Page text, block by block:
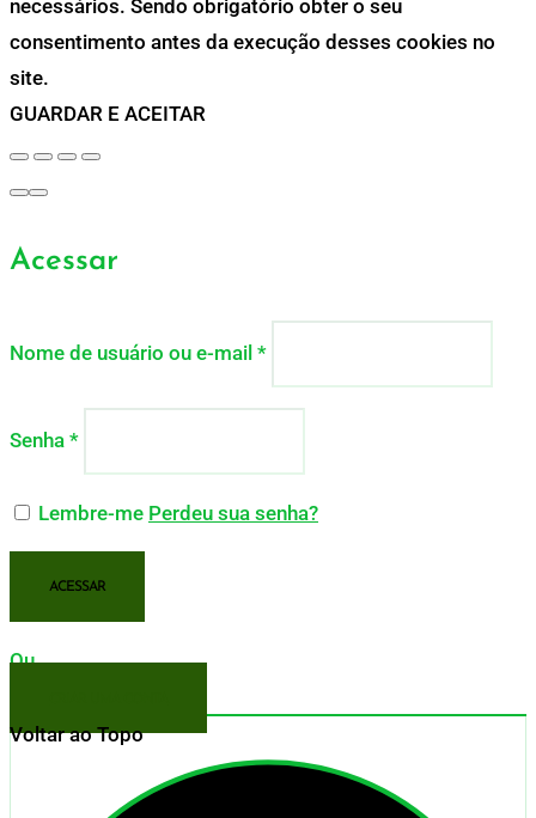
necessários. Sendo obrigatório obter o seu
consentimento antes da execução desses cookies no
site.
GUARDAR E ACEITAR
Acessar
Nome de usuário ou e-mail *
Senha *
Lembre-me Perdeu sua senha?
ACESSAR
Ou
Voltar ao Topo